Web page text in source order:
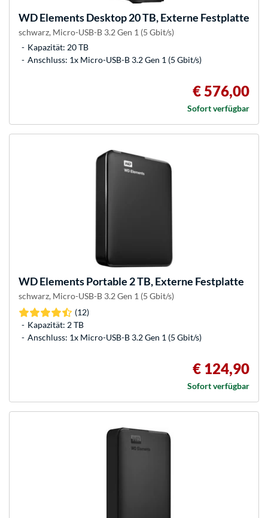
WDElements Desktop 20 TB, Externe Festplatte
schwarz, Micro-USB-B 3.2 Gen 1 (5 Gbit/s)
Kapazität: 20 TB
Anschluss: 1x Micro-USB-B 3.2 Gen 1 (5 Gbit/s)
€ 576,00
Sofort verfügbar
WDElements Portable 2 TB, Externe Festplatte
schwarz, Micro-USB-B 3.2 Gen 1 (5 Gbit/s)
(12)
Kapazität: 2 TB
Anschluss: 1x Micro-USB-B 3.2 Gen 1 (5 Gbit/s)
€ 124,90
Sofort verfügbar